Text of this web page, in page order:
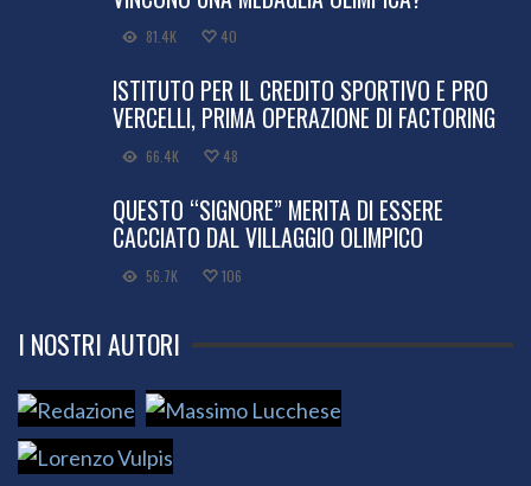
81.4K 40
ISTITUTO PER IL CREDITO SPORTIVO E PRO
VERCELLI, PRIMA OPERAZIONE DI FACTORING
66.4K 48
QUESTO “SIGNORE” MERITA DI ESSERE
CACCIATO DAL VILLAGGIO OLIMPICO
56.7K 106
I NOSTRI AUTORI